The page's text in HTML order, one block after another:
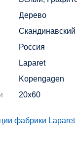
Дерево
Скандинавский
Россия
Laparet
Kopengagen
20x60
фабрики Laparet